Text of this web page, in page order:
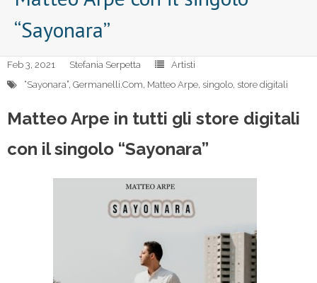
“Sayonara”
Feb 3, 2021 Stefania Serpetta
Artisti
“Sayonara”, Germanelli.Com, Matteo Arpe, singolo, store digitali
Matteo Arpe in tutti gli store digitali
con il singolo “Sayonara”